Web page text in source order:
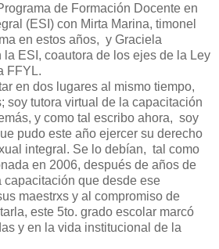
de Formación Docente en
(ESI) con Mirta Marina, timonel
en estos años, y Graciela
ESI, coautora de los ejes de la Ley
FFYL.
en dos lugares al mismo tiempo,
soy tutora virtual de la capacitación
y como tal escribo ahora, soy
pudo este año ejercer su derecho
integral. Se lo debían, tal como
en 2006, después de años de
capacitación que desde ese
maestrxs y al compromiso de
este 5to. grado escolar marcó
y en la vida institucional de la